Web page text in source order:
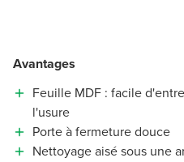
Avantages
Feuille MDF : facile
l'usure
Porte à fermeture douce
Nettoyage aisé sous une